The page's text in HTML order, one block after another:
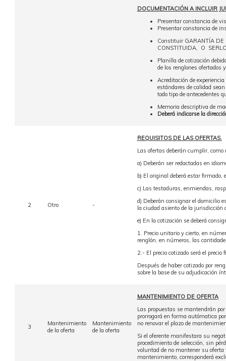
DOCUMENTACIÓN A INCLUIR
Presentar constancia de
Presentar constancia de
Constituir GARANTÍA DE
CONSTITUIDA, O
Planilla de cotización
de los renglones ofertados
Acreditación de
estándares de calidad
todo tipo de antecedentes
Memoria descriptiva de
Deberá indicarse la
2 Otro -
REQUISITOS DE LAS OFERTAS.
Las ofertas deberán cumplir,
a) Deberán ser redactadas en
b) El original deberá estar firmado,
c) Las testaduras, enmiendas,
d) Deberán consignar el domicilio
la ciudad asiento de la jurisdicción
e) En la cotización se deberá
1. Precio unitario y cierto, en
renglón, en números, las
2.- El precio cotizado será el
Después de haber cotizado por
sobre la base de su adjudicación
3
Mantenimiento
de la oferta
Mantenimiento
de la oferta
MANTENIMIENTO DE OFERTA
Las propuestas se mantendrán
prorrogará en forma autómatica
no renovar el plazo de
Si el oferente manifestara su
procedimiento de selección, sin
voluntad de no mantener su
mantenimiento, corresponderá